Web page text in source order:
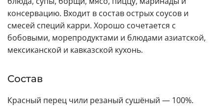
консервацию. Входит в состав острых соусов и
смесей специй карри. Хорошо сочетается с
бобовыми, морепродуктами и блюдами азиатской,
мексиканской и кавказской кухонь.
Состав
Красный перец чили резаный сушёный — 100%.